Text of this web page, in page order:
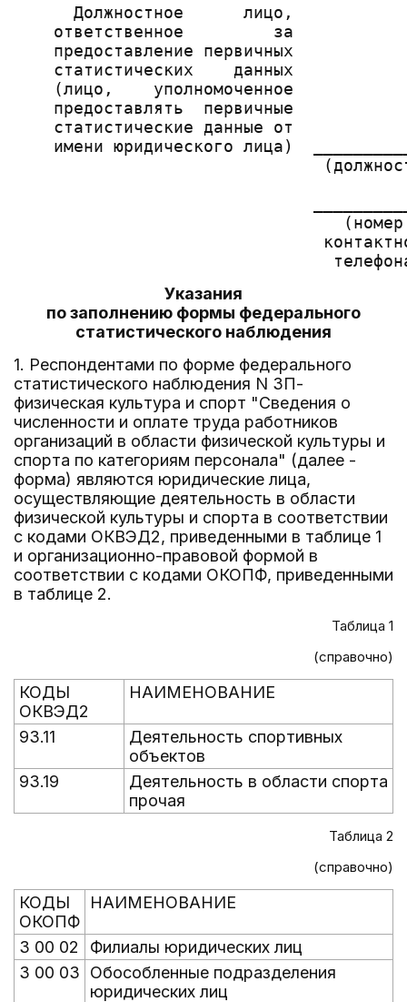
      Должностное      лицо,
    ответственное         за
    предоставление первичных
    статистических    данных
    (лицо,    уполномоченное
    предоставлять  первичные
    статистические данные от
имени юридического лица)
Указания
по заполнению формы федерального
статистического наблюдения
1. Респондентами по форме федерального
статистического наблюдения N ЗП-
физическая культура и спорт "Сведения о
численности и оплате труда работников
организаций в области физической культуры и
спорта по категориям персонала" (далее -
форма) являются юридические лица,
осуществляющие деятельность в области
физической культуры и спорта в соответствии
с кодами ОКВЭД2, приведенными в таблице 1
и организационно-правовой формой в
соответствии с кодами ОКОПФ, приведенными
в таблице 2.
Таблица 1
(справочно)
КОДЫ
ОКВЭД2
НАИМЕНОВАНИЕ
93.11
Деятельность спортивных
объектов
93.19
Деятельность в области спорта
прочая
Таблица 2
(справочно)
КОДЫ
ОКОПФ
НАИМЕНОВАНИЕ
3 00 02
Филиалы юридических лиц
3 00 03
Обособленные подразделения
юридических лиц